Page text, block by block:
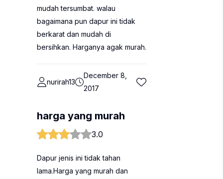
mudah tersumbat. walau
bagaimana pun dapur ini tidak
berkarat dan mudah di
bersihkan. Harganya agak murah.
nurirah13
December 8,
2017
harga yang murah
3.0
Dapur jenis ini tidak tahan
lama.Harga yang murah dan